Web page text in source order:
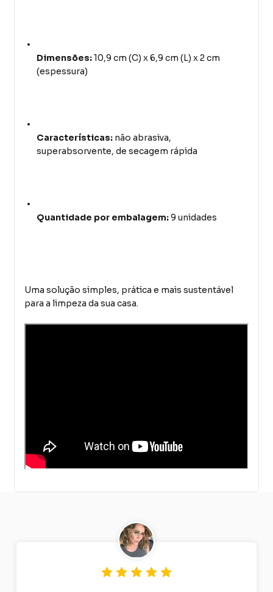
Dimensões:10,9 cm (C) x 6,9 cm (L) x 2 cm
(espessura)
Características: não abrasiva,
superabsorvente, de secagem rápida
Quantidade por embalagem:9 unidades
Uma solução simples, prática e mais sustentável
para a limpeza da sua casa.